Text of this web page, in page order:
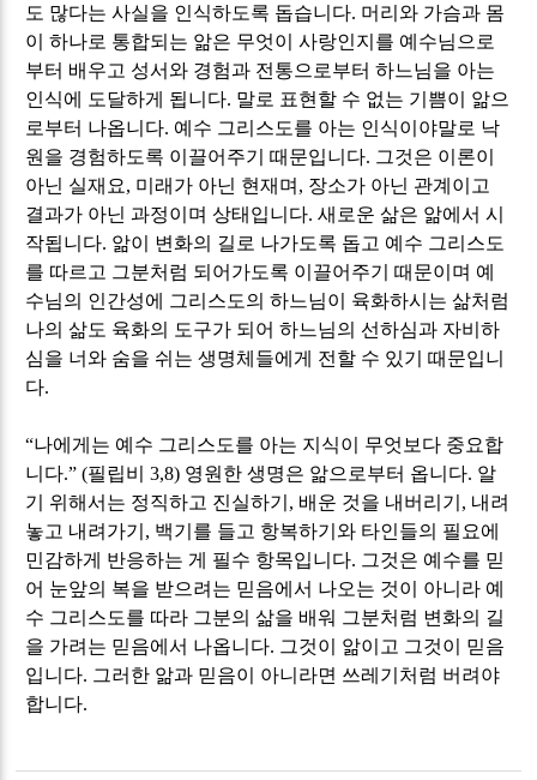
도 많다는 사실을 인식하도록 돕습니다. 머리와 가슴과 몸
이 하나로 통합되는 앎은 무엇이 사랑인지를 예수님으로
부터 배우고 성서와 경험과 전통으로부터 하느님을 아는
인식에 도달하게 됩니다. 말로 표현할 수 없는 기쁨이 앎으
로부터 나옵니다. 예수 그리스도를 아는 인식이야말로 낙
원을 경험하도록 이끌어주기 때문입니다. 그것은 이론이
아닌 실재요, 미래가 아닌 현재며 , 장소가 아닌 관계이고
결과가 아닌 과정이며 상태입니다.새로운 삶은 앎에서 시
작됩니다. 앎이 변화의 길로 나가도록 돕고 예수 그리스도
를 따르고 그분처럼 되어가도록 이끌어주기 때문이며 예
수님의 인간성에 그리스도의 하느님이 육화하시는 삶처럼
나의 삶도 육화의 도구가 되어 하느님의 선하심과 자비하
심을 너와 숨을 쉬는 생명체들에게 전할 수 있기 때문입니
다.
“나에게는 예수 그리스도를 아는 지식이 무엇보다 중요합
니다.” (필립비3,8) 영원한 생명은 앎으로부터 옵니다. 알
기 위해서는 정직하고 진실하기 , 배운 것을 내버리기 , 내려
놓고 내려가기 , 백기를 들고 항복하기와 타인들의 필요에
민감하게 반응하는 게 필수 항목입니다. 그것은 예수를 믿
어 눈앞의 복을 받으려는 믿음에서 나오는 것이 아니라 예
수 그리스도를 따라 그분의 삶을 배워 그분처럼 변화의 길
을 가려는 믿음에서 나옵니다. 그것이 앎이고 그것이 믿음
입니다. 그러한 앎과 믿음이 아니라면 쓰레기처럼 버려야
합니다.